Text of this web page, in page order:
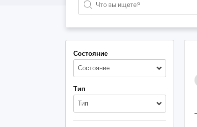
Состояние
Состояние
Тип
Тип